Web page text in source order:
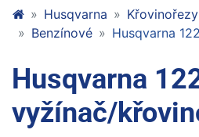
Husqvarna
Benzínové
Husqvarna
Husqvarna
vyžínač/